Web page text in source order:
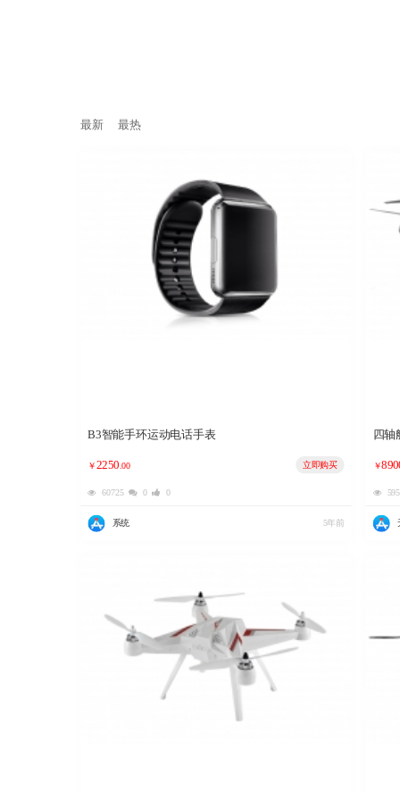
最新 最热
B3智能手环运动电话手表
￥2250 .00 立即购买
60725 0 0
系统 5年前
四轴
￥